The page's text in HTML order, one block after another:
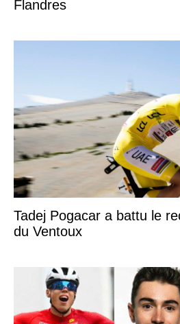
Flandres
Tadej Pogacar a battu le
du Ventoux